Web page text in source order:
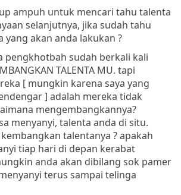
ampuh untuk mencari tahu talenta
selanjutnya, jika sudah tahu
yang akan anda lakukan ?
pengkhotbah sudah berkali kali
TALENTA MU. tapi
[ mungkin karena saya yang
] adalah mereka tidak
mengembangkannya?
menyanyi, talenta anda di situ.
talentanya ? apakah
tiap hari di depan kerabat
anda akan dibilang sok pamer
terus sampai telinga